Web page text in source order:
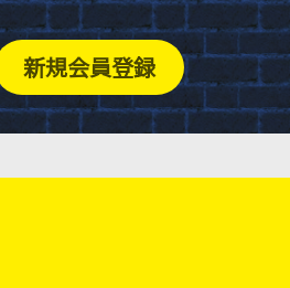
新規会員登録